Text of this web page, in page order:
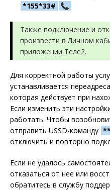
*155*33#
Также подключение и
произвести в Личном
приложении Теле2.
Для корректной работы
устанавливается
которая действует при
Если изменить эти
работать. Чтобы
отправить USSD-команду
отключить и повторно
Если не удалось
отказаться от нее или
обратитесь в службу